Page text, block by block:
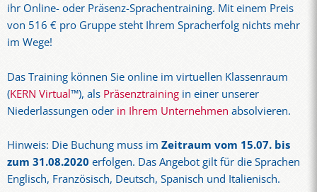
ihr Online- oder Präsenz-Sprachentraining. Mit einem Preis
von 516 € pro Gruppe steht Ihrem Spracherfolg nichts mehr
im Wege!
Das Training können Sie online im virtuellen Klassenraum
(KERN Virtual™), als Präsenztraining in einer unserer
Niederlassungen oder in Ihrem Unternehmen absolvieren.
Hinweis: Die Buchung muss im Zeitraum vom 15.07. bis
zum 31.08.2020 erfolgen. Das Angebot gilt für die Sprachen
Englisch, Französisch, Deutsch, Spanisch und Italienisch.